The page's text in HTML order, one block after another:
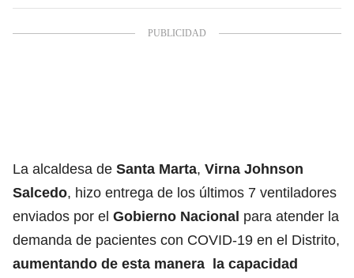
La alcaldesa de Santa Marta, Virna Johnson
Salcedo, hizo entrega de los últimos 7 ventiladores
enviados por el Gobierno Nacional para atender la
demanda de pacientes con COVID-19 en el Distrito,
aumentando de esta manera la capacidad